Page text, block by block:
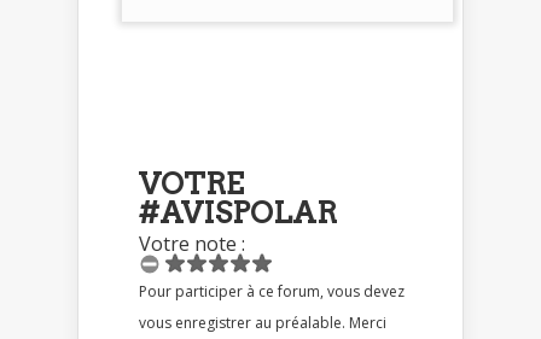
VOTRE
#AVISPOLAR
Votre note :
Pour participer à ce forum, vous devez
vous enregistrer au préalable. Merci